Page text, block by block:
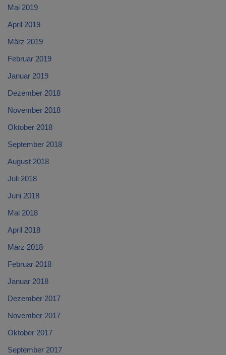
Mai 2019
April 2019
März 2019
Februar 2019
Januar 2019
Dezember 2018
November 2018
Oktober 2018
September 2018
August 2018
Juli 2018
Juni 2018
Mai 2018
April 2018
März 2018
Februar 2018
Januar 2018
Dezember 2017
November 2017
Oktober 2017
September 2017